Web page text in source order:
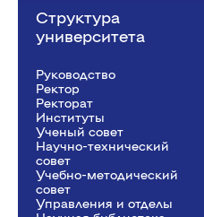
Структура
университета
Руководство
Ректор
Рeкторат
Институты
Ученый совет
Научно-технический
совет
Учебно-методический
совет
Управления и отделы